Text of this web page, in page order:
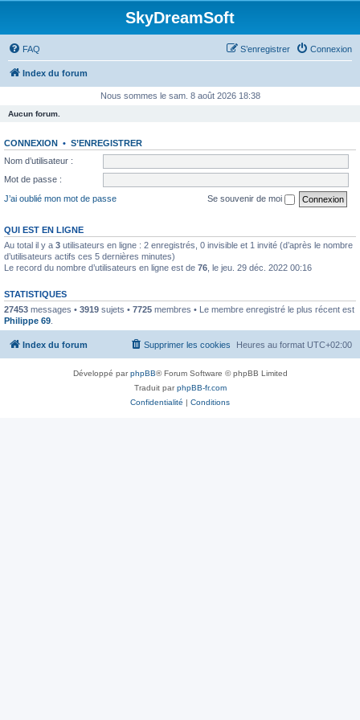
SkyDreamSoft
FAQ Connexion
S’enregistrer
Index du forum
Nous sommes le sam. 8 août 2026 18:38
Aucun forum.
CONNEXION • S’ENREGISTRER
Nom d’utilisateur :
Mot de passe :
J’ai oublié mon mot de passe
Se souvenir de moi
QUI EST EN LIGNE
Au total il y a 3 utilisateurs en ligne : 2 enregistrés, 0 invisible et 1 invité (d’après le nombre
d’utilisateurs actifs ces 5 dernières minutes)
Le record du nombre d’utilisateurs en ligne est de 76 , le jeu. 29 déc. 2022 00:16
STATISTIQUES
27453 messages • 3919 sujets • 7725 membres • Le membre enregistré le plus récent est
Philippe 69
Index du forum Heures au format UTC+02:00
Supprimer les cookies
Développé parphpBB® Forum Software © phpBB Limited
Traduit parphpBB-fr.com
Confidentialité | Conditions